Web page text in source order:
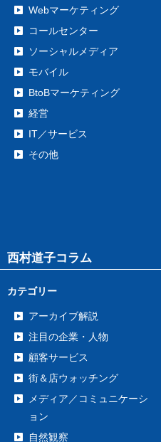
Webマーケティング
コールセンター
ソーシャルメディア
モバイル
BtoBマーケティング
経営
IT／サービス
その他
西村道子コラム
カテゴリー
アーカイブ解説
注目の企業・人物
顧客サービス
街＆店ウォッチング
メディア／コミュニケーシ
ョン
自然観察